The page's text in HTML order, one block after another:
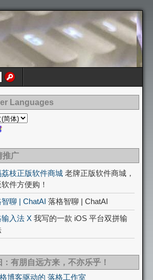
Languages
推广
枝正版软件商城 老牌正版软件商城，
件方便购！
聊 | ChatAI 落格智聊 | ChatAI
入法 X 我写的一款 iOS 平台双拼输
：有朋自远方来，不亦乐乎！
博客驱动的 落格工作室